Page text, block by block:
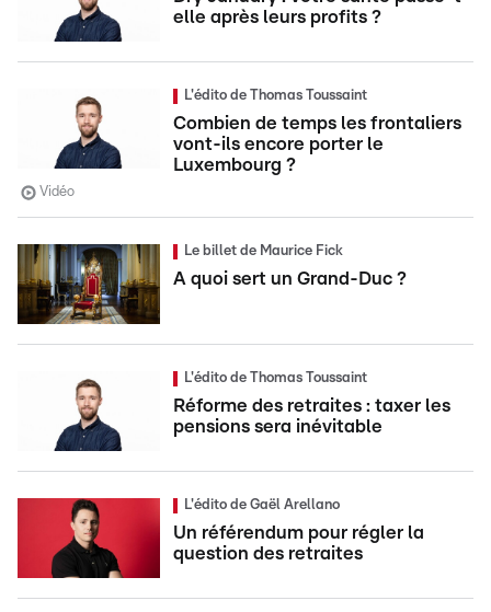
elle après leurs profits ?
L'édito de Thomas Toussaint
Combien de temps les frontaliers
vont-ils encore porter le
Luxembourg ?
Vidéo
Le billet de Maurice Fick
A quoi sert un Grand-Duc ?
L'édito de Thomas Toussaint
Réforme des retraites : taxer les
pensions sera inévitable
L'édito de Gaël Arellano
Un référendum pour régler la
question des retraites